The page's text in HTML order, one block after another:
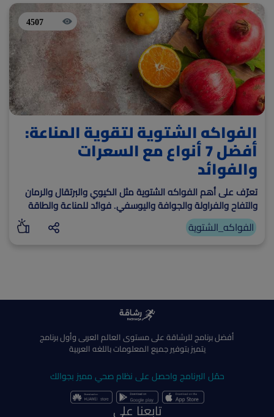
4507
الفواكه الشتوية لتقوية المناعة:
أفضل 7 أنواع مع السعرات
والفوائد
تعرّف على أهم الفواكه الشتوية مثل الكيوي والبرتقال والرمان
والتفاح والفراولة والجوافة واليوسفي. فوائد للمناعة والطاقة
ودعم إنقاص الوزن مع سعرات وقيم غذائية لكل 100 جرام.
الفواكه_الشتوية
أفضل برنامج للرشاقة على مستوى العالم العربى وأول برنامج
يتميز بتوفير جميع المعلومات باللغه العربية
حمّل البرنامج واحصل على نظام صحي مميز بجوالك
تابعنا على